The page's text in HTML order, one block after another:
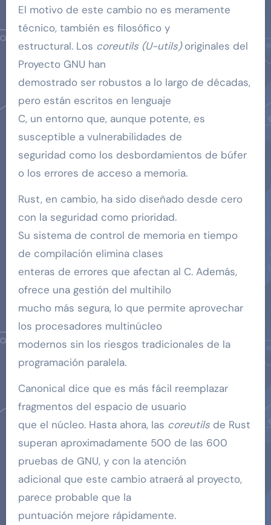
El motivo de este cambio no es meramente
técnico, también es filosófico y
estructural. Los coreutils (U-utils)originales del
Proyecto GNU han
demostrado ser robustos a lo largo de décadas,
pero están escritos en lenguaje
C, un entorno que, aunque potente, es
susceptible a vulnerabilidades de
seguridad como los desbordamientos de búfer
o los errores de acceso a memoria.
Rust, en cambio, ha sido diseñado desde cero
con la seguridad como prioridad.
Su sistema de control de memoria en tiempo
de compilación elimina clases
enteras de errores que afectan al C. Además,
ofrece una gestión del multihilo
mucho más segura, lo que permite aprovechar
los procesadores multinúcleo
modernos sin los riesgos tradicionales de la
programación paralela.
Canonical dice que es más fácil reemplazar
fragmentos del espacio de usuario
que el núcleo. Hasta ahora, las coreutilsde Rust
superan aproximadamente 500 de las 600
pruebas de GNU, y con la atención
adicional que este cambio atraerá al proyecto,
parece probable que la
puntuación mejore rápidamente.